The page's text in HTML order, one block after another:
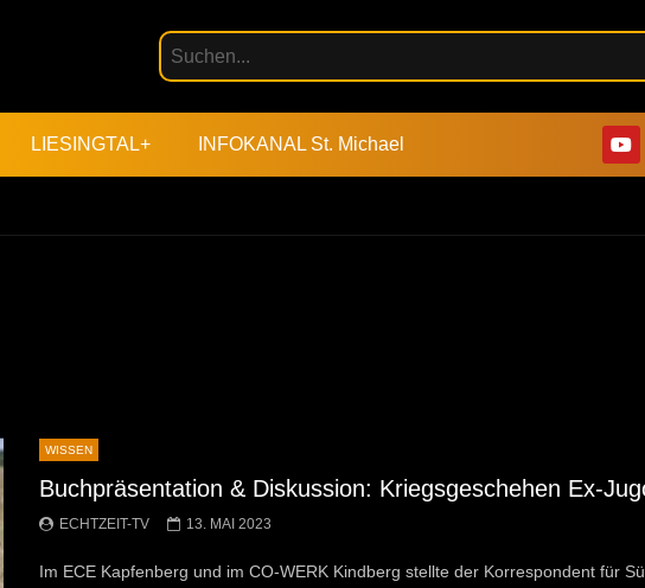
LIESINGTAL+ INFOKANAL St. Michael
WISSEN
Buchpräsentation & Diskussion: Kriegsgeschehen Ex-
ECHTZEIT-TV 13. MAI 2023
Im ECE Kapfenberg und im CO-WERK Kindberg stellte der Korrespondent für